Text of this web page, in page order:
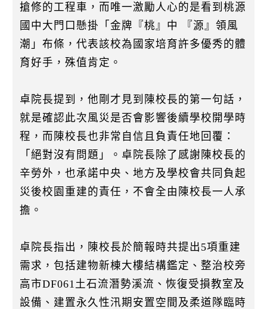
搶修的工程車，而唯一激勵人心的是看到桃源
國中大門口懸掛「金牌『桃』中 『源』領風
潮」布條，代表該校為國家培育許多優秀的體
育好手，殊值肯定。
卓院長提到，他剛才見到陳校長的第一句話，
就是確認此次風災是否會影響後續學校開學時
程，而陳校長也非常自信且負責任地回覆：
「絕對沒有問題」。卓院長除了感謝陳校長的
辛勞外，也承諾中央、地方及學校會共同負起
災後校園重建的責任，不會全由陳校長一人承
擔。
卓院長指出，陳校長於簡報時共提出5項重建
需求，包括建物新棟大樓結構鑑定、整治校旁
高市DF061土石流潛勢溪流、恢復受損教室及
設備、建置永久性汛期安置空間及柔道隊臨時